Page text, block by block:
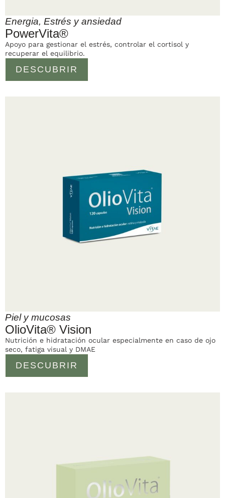
Energia, Estrés y ansiedad
PowerVita®
DESCUBRIR
Apoyo para gestionar el estrés, controlar el cortisol y
recuperar el equilibrio.
Piel y mucosas
OlioVita® Vision
DESCUBRIR
Nutrición e hidratación ocular especialmente en caso de ojo
seco, fatiga visual y DMAE